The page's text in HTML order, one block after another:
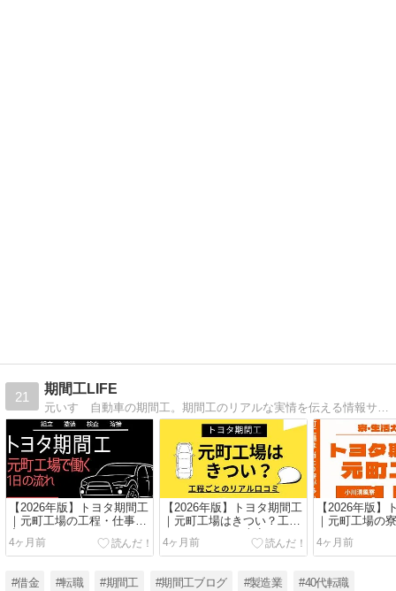
21
期間工LIFE
【2026年版】トヨタ期間工
｜元町工場の工程・仕事内
容ガイド
4ヶ月前
【2026年版】トヨタ期間工
｜元町工場はきつい？工程
ごとのリアルと本音
4ヶ月前
【2026年版】
｜元町工場の
4ヶ月前
#借金 #転職 #期間工 #期間工ブログ #製造業 #40代転職